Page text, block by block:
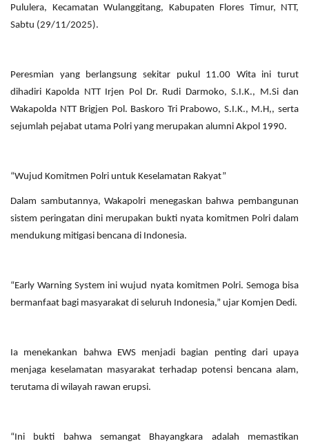
Pululera, Kecamatan Wulanggitang, Kabupaten Flores Timur, NTT,
Sabtu (29/11/2025).
Peresmian yang berlangsung sekitar pukul 11.00 Wita ini turut
dihadiri Kapolda NTT Irjen Pol Dr. Rudi Darmoko, S.I.K., M.Si dan
Wakapolda NTT Brigjen Pol. Baskoro Tri Prabowo, S.I.K., M.H,, serta
sejumlah pejabat utama Polri yang merupakan alumni Akpol 1990.
“Wujud Komitmen Polri untuk Keselamatan Rakyat”
Dalam sambutannya, Wakapolri menegaskan bahwa pembangunan
sistem peringatan dini merupakan bukti nyata komitmen Polri dalam
mendukung mitigasi bencana di Indonesia.
“Early Warning System ini wujud nyata komitmen Polri. Semoga bisa
bermanfaat bagi masyarakat di seluruh Indonesia,” ujar Komjen Dedi.
Ia menekankan bahwa EWS menjadi bagian penting dari upaya
menjaga keselamatan masyarakat terhadap potensi bencana alam,
terutama di wilayah rawan erupsi.
“Ini bukti bahwa semangat Bhayangkara adalah memastikan